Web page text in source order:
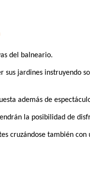
del balneario.
jardines instruyendo
además de
la posibilidad de
cruzándose también